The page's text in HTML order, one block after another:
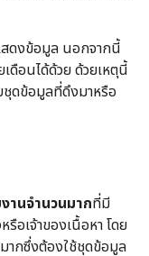
สดงข้อมูล นอกจากนี้
ดือนได้ด้วย ด้วยเหตุนี้
ชุดข้อมูลที่ดึงมาหรือ
านจำนวนมากที่มี
อเจ้าของเนื้อหา โดย
กซึ่งต้องใช้ชุดข้อมูล